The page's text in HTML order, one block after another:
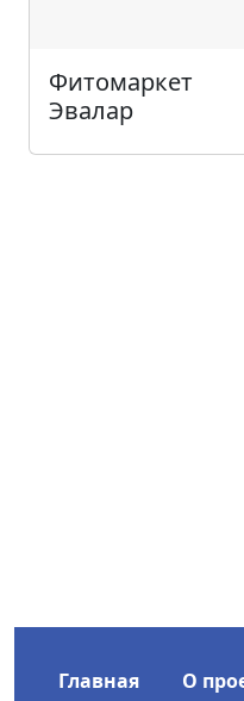
Фитомаркет
Эвалар
Главная О